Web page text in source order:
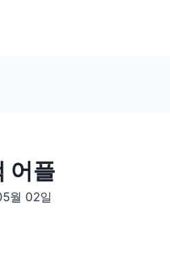
어플
월 02일